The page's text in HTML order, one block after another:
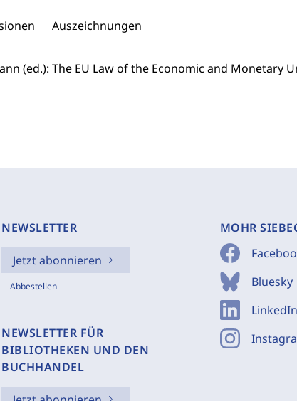
Auszeichnungen
(ed.): The EU Law of the Economic and Monetary
NEWSLETTER
Jetzt abonnieren
Abbestellen
NEWSLETTER FÜR
BIBLIOTHEKEN UND DEN
BUCHHANDEL
MOHR
Bluesky
LinkedIn